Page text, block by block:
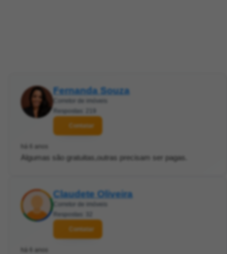
Fernanda Souza
Corretor de imóveis
Respostas: 219
Contatar
há 6 anos
Algumas são gratuitas,outras precisam ser pagas.
Claudete Oliveira
Corretor de imóveis
Respostas: 32
Contatar
há 6 anos